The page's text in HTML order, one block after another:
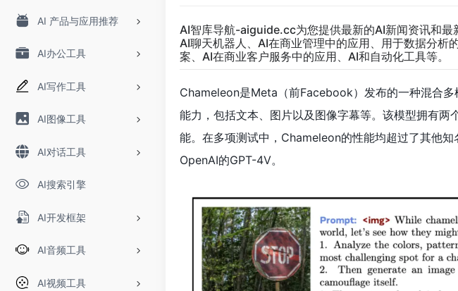
AI 产品与应用推荐
AI办公工具
AI写作工具
AI图像工具
AI对话工具
AI搜索引擎
AI开发框架
AI音频工具
AI视频工具
AI智库导航-aiguide.cc为您提供最新的AI新闻资讯和
AI聊天机器人、AI在商业管理中的应用、用于数据分析
案、AI在商业客户服务中的应用、AI和自动化工具等。
Chameleon是Meta（前Facebook）发布的一种混合
能力，包括文本、图片以及图像字幕等。该模型拥有
能。在多项测试中，Chameleon的性能均超过了其他
OpenAI的GPT-4V。